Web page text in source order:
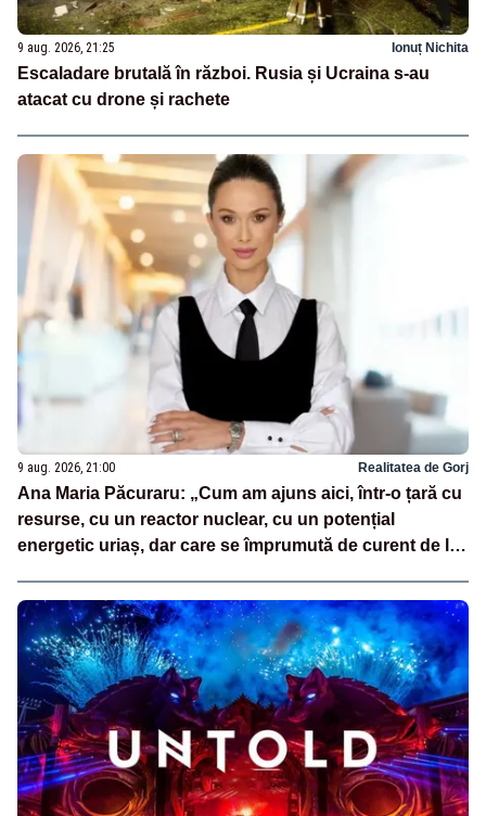
9 aug. 2026, 21:25 Ionuț Nichita
Escaladare brutală în război. Rusia și Ucraina s-au
atacat cu drone și rachete
9 aug. 2026, 21:00 Realitatea de Gorj
Ana Maria Păcuraru: „Cum am ajuns aici, într-o țară cu
resurse, cu un reactor nuclear, cu un potențial
energetic uriaș, dar care se împrumută de curent de la